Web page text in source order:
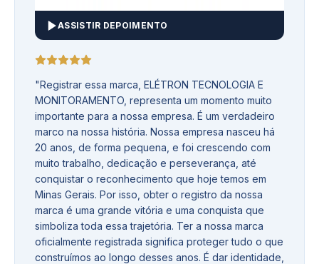
ASSISTIR DEPOIMENTO
"Registrar essa marca, ELÉTRON TECNOLOGIA E
MONITORAMENTO, representa um momento muito
importante para a nossa empresa. É um verdadeiro
marco na nossa história. Nossa empresa nasceu há
20 anos, de forma pequena, e foi crescendo com
muito trabalho, dedicação e perseverança, até
conquistar o reconhecimento que hoje temos em
Minas Gerais. Por isso, obter o registro da nossa
marca é uma grande vitória e uma conquista que
simboliza toda essa trajetória. Ter a nossa marca
oficialmente registrada significa proteger tudo o que
construímos ao longo desses anos. É dar identidade,